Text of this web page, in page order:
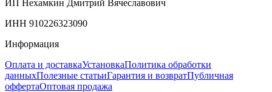
ИП Нехамкин Дмитрий Вячеславович
ИНН 910226323090
Информация
Оплата и доставкаУстановкаПолитика обработки
данныхПолезные статьиГарантия и возвратПубличная
оффертаОптовая продажа